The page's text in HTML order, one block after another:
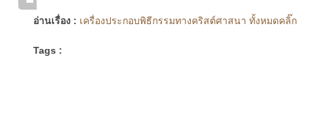
อ่านเรื่อง : เครื่องประกอบพิธีกรรมทางคริสต์ศาสนา ทั้งหมดคลิ๊ก
Tags :